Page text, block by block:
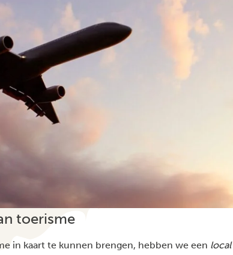
toerisme
in kaart te kunnen brengen, hebben we een local